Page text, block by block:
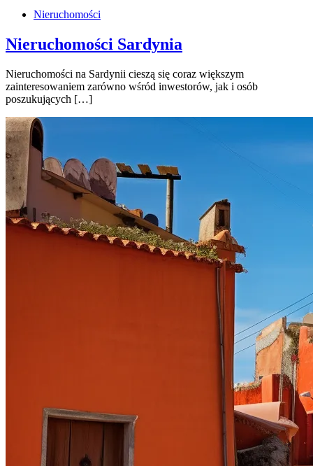
Nieruchomości
Nieruchomości Sardynia
Nieruchomości na Sardynii cieszą się coraz większym
zainteresowaniem zarówno wśród inwestorów, jak i osób
poszukujących […]